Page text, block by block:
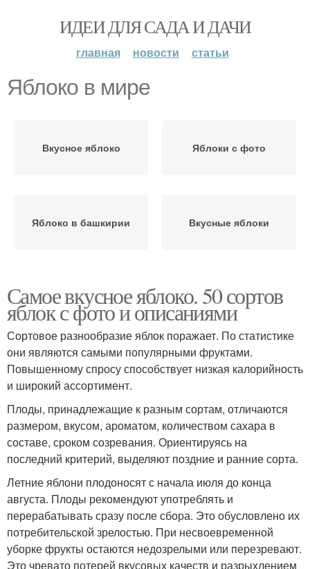
ИДЕИ ДЛЯ САДА И ДАЧИ
главная новости статьи
Яблоко в мире
Вкусное яблоко Яблоки с фото
Яблоко в башкирии Вкусные яблоки
Самое вкусное яблоко. 50 сортов
яблок с фото и описаниями
Сортовое разнообразие яблок поражает. По статистике
они являются самыми популярными фруктами.
Повышенному спросу способствует низкая калорийность
и широкий ассортимент.
Плоды, принадлежащие к разным сортам, отличаются
размером, вкусом, ароматом, количеством сахара в
составе, сроком созревания. Ориентируясь на
последний критерий, выделяют поздние и ранние сорта.
Летние яблони плодоносят с начала июля до конца
августа. Плоды рекомендуют употреблять и
перерабатывать сразу после сбора. Это обусловлено их
потребительской зрелостью. При несвоевременной
уборке фрукты остаются недозрелыми или перезревают.
Это чревато потерей вкусовых качеств и разрыхлением